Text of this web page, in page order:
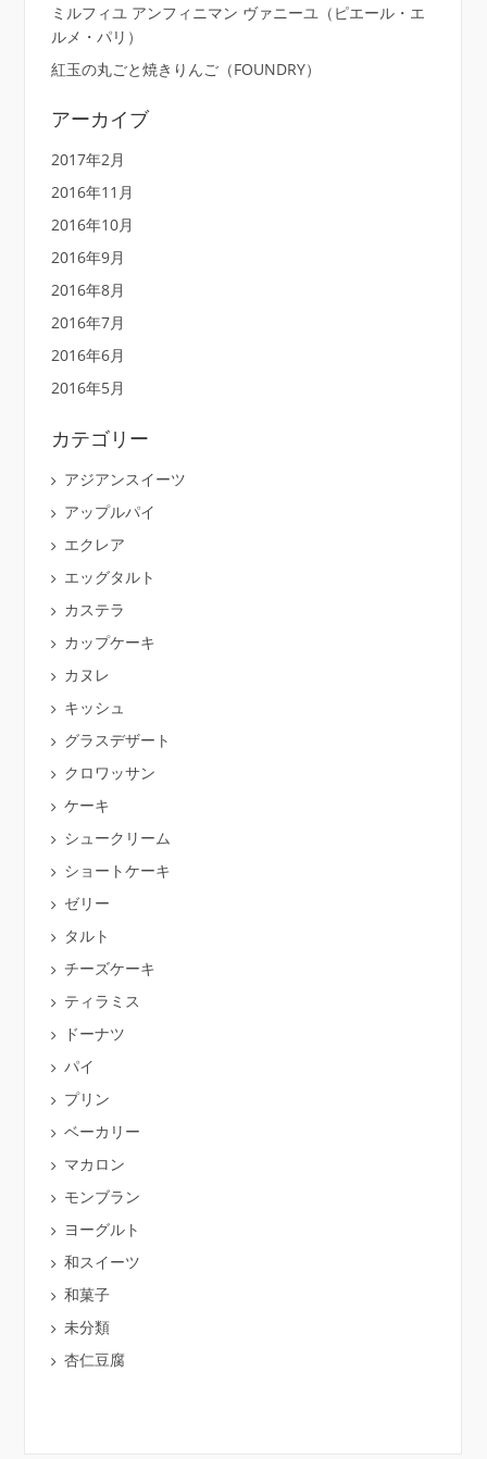
ョ
ン
ミルフィユ アンフィニマン ヴァニーユ（ピエール・エ
ルメ・パリ）
紅玉の丸ごと焼きりんご（FOUNDRY）
アーカイブ
2017年2月
2016年11月
2016年10月
2016年9月
2016年8月
2016年7月
2016年6月
2016年5月
カテゴリー
アジアンスイーツ
アップルパイ
エクレア
エッグタルト
カステラ
カップケーキ
カヌレ
キッシュ
グラスデザート
クロワッサン
ケーキ
シュークリーム
ショートケーキ
ゼリー
タルト
チーズケーキ
ティラミス
ドーナツ
パイ
プリン
ベーカリー
マカロン
モンブラン
ヨーグルト
和スイーツ
和菓子
未分類
杏仁豆腐